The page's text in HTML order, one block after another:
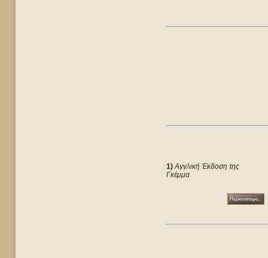
1) Αγγλική Έκδοση της
Γκέμμα